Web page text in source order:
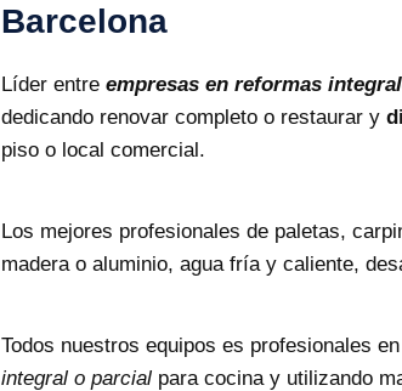
Barcelona
Líder entre empresas en reformas
dedicando renovar completo o restaurar y
piso o local comercial.
Los mejores profesionales de paletas,
madera o aluminio, agua fría y caliente,
Todos nuestros equipos es profesionales
integral o parcial para cocina y utilizando